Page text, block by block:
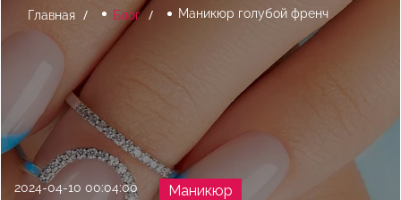
Главная Блог Маникюр голубой френч
2024-04-10 00:04:00 Маникюр